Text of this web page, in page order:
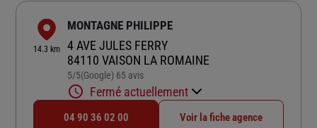
14.3 km
MONTAGNE PHILIPPE
4 AVE JULES FERRY
84110 VAISON LA ROMAINE
5/5Note de 5 sur 5
(Google) 65 avis
Fermé actuellement
04 90 36 02 00 Voir la fiche agence